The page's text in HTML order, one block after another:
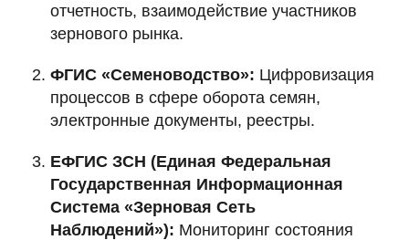
отчетность, взаимодействие участников
зернового рынка.
ФГИС «Семеноводство»: Цифровизация
процессов в сфере оборота семян,
электронные документы, реестры.
ЕФГИС ЗСН (Единая Федеральная
Государственная Информационная
Система «Зерновая Сеть
Наблюдений»): Мониторинг состояния